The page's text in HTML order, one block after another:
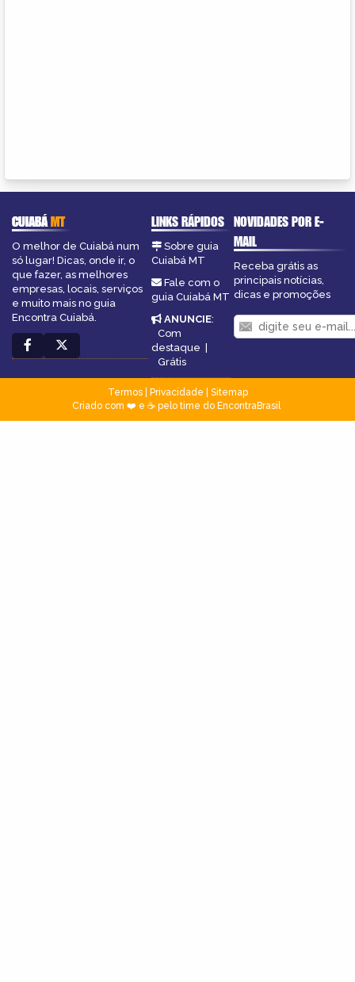
CUIABÁMT
O melhor de Cuiabá num
só lugar! Dicas, onde ir, o
que fazer, as melhores
empresas, locais, serviços
e muito mais no guia
Encontra Cuiabá.
LINKS RÁPIDOS
Sobre guia
Cuiabá MT
Fale com o
guia Cuiabá MT
ANUNCIE:
Com
destaque |
Grátis
NOVIDADES POR E-
MAIL
Receba grátis as
principais notícias,
dicas e promoções
Termos| Privacidade
Sitemap
Criado com ❤️ e ☕ pelo time do EncontraBrasil